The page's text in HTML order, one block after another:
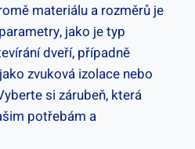
materiálu a rozměrů je
jako je typ
dveří, případně
zvuková izolace nebo
si zárubeň, která
potřebám a